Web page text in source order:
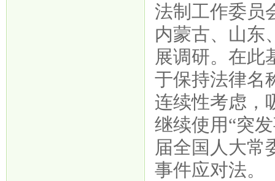
法制工作委员
内蒙古、山东
展调研。在此
于保持法律名
连续性考虑，
继续使用“突
届全国人大常
事件应对法。